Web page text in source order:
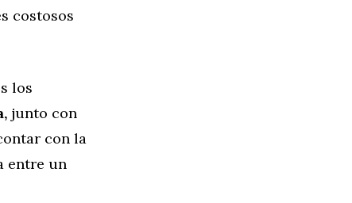
costosos
los
junto con
con la
entre un